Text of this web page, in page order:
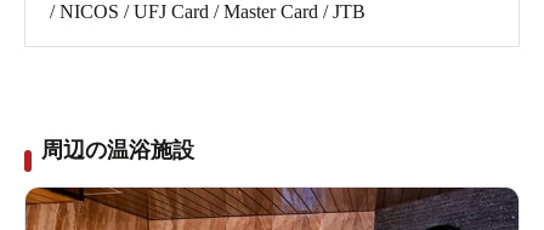
/ NICOS / UFJ Card / Master Card / JTB
周辺の温浴施設